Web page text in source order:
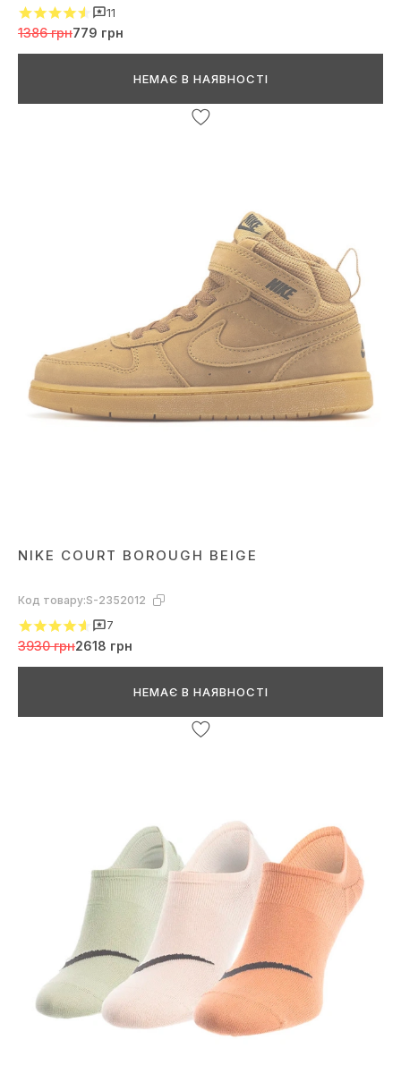
11
1386 грн779 грн
НЕМАЄ В НАЯВНОСТІ
NIKE COURT BOROUGH BEIGE
Код товару:S-2352012
7
3930 грн2618 грн
НЕМАЄ В НАЯВНОСТІ